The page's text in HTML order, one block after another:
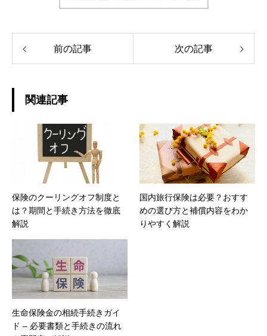
前の記事 次の記事
関連記事
保険のクーリングオフ制度と
は？期間と手続き方法を徹底
解説
国内旅行保険は必要？おすす
めの選び方と補償内容をわか
りやすく解説
生命保険金の相続手続きガイ
ド – 必要書類と手続きの流れ